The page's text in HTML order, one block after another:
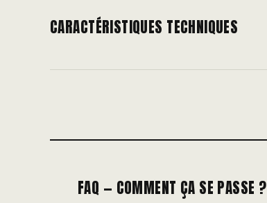
CARACTÉRISTIQUES TECHNIQUES
FAQ — COMMENT ÇA SE PASSE ?